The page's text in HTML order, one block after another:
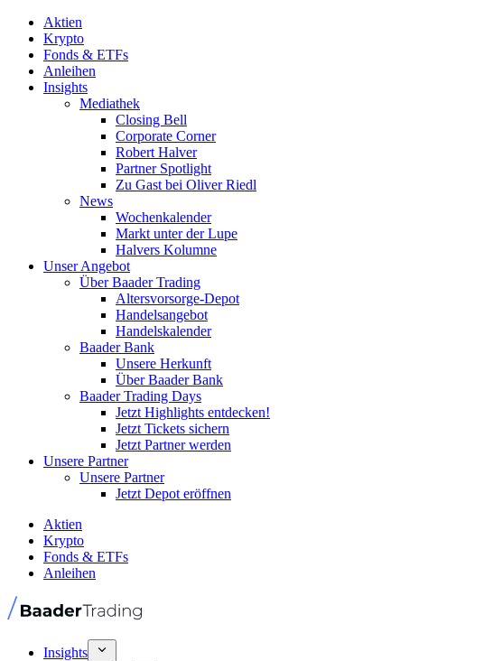
Aktien
Krypto
Fonds & ETFs
Anleihen
Insights
Mediathek
Closing Bell
Corporate Corner
Robert Halver
Partner Spotlight
Zu Gast bei Oliver Riedl
News
Wochenkalender
Markt unter der Lupe
Halvers Kolumne
Unser Angebot
Über Baader Trading
Altersvorsorge-Depot
Handelsangebot
Handelskalender
Baader Bank
Unsere Herkunft
Über Baader Bank
Baader Trading Days
Jetzt Highlights entdecken!
Jetzt Tickets sichern
Jetzt Partner werden
Unsere Partner
Unsere Partner
Jetzt Depot eröffnen
Aktien
Krypto
Fonds & ETFs
Anleihen
Insights